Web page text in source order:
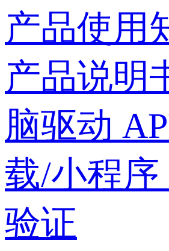
产品使用
产品说明
脑驱动
载/小程序
验证